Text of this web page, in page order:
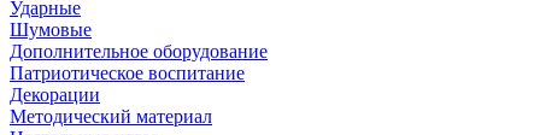
Ударные
Шумовые
Дополнительное оборудование
Патриотическое воспитание
Декорации
Методический материал